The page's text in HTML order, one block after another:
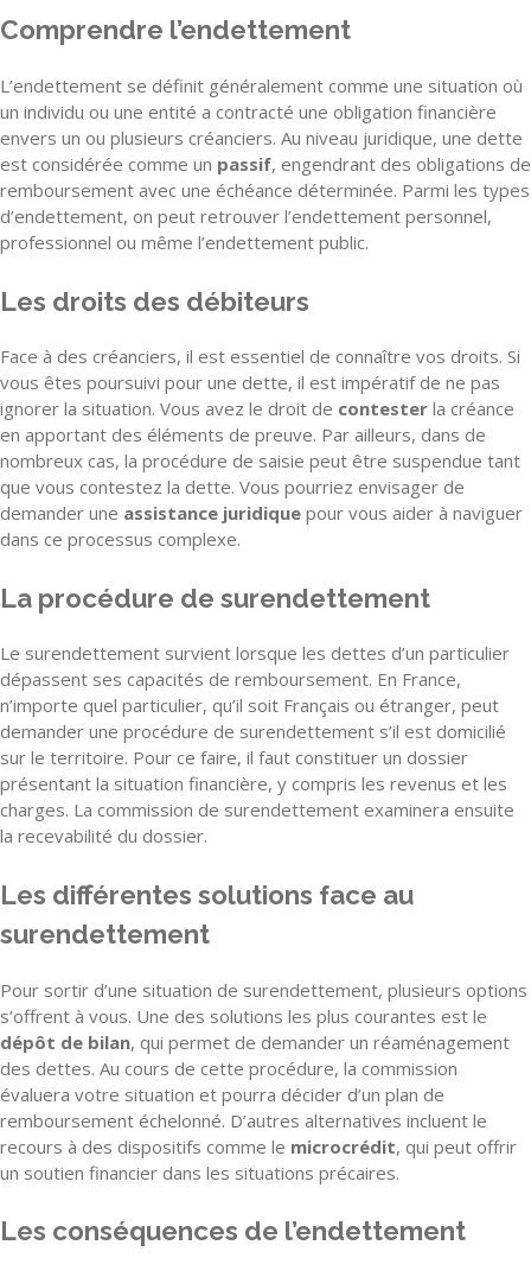
Comprendre l’endettement
L’endettement se définit généralement comme une situation où
un individu ou une entité a contracté une obligation financière
envers un ou plusieurs créanciers. Au niveau juridique, une dette
est considérée comme un passif, engendrant des obligations de
remboursement avec une échéance déterminée. Parmi les types
d’endettement, on peut retrouver l’endettement personnel,
professionnel ou même l’endettement public.
Les droits des débiteurs
Face à des créanciers, il est essentiel de connaître vos droits. Si
vous êtes poursuivi pour une dette, il est impératif de ne pas
ignorer la situation. Vous avez le droit de contester la créance
en apportant des éléments de preuve. Par ailleurs, dans de
nombreux cas, la procédure de saisie peut être suspendue tant
que vous contestez la dette. Vous pourriez envisager de
demander une assistance juridique pour vous aider à naviguer
dans ce processus complexe.
La procédure de surendettement
Le surendettement survient lorsque les dettes d’un particulier
dépassent ses capacités de remboursement. En France,
n’importe quel particulier, qu’il soit Français ou étranger, peut
demander une procédure de surendettement s’il est domicilié
sur le territoire. Pour ce faire, il faut constituer un dossier
présentant la situation financière, y compris les revenus et les
charges. La commission de surendettement examinera ensuite
la recevabilité du dossier.
Les différentes solutions face au
surendettement
Pour sortir d’une situation de surendettement, plusieurs options
s’offrent à vous. Une des solutions les plus courantes est le
dépôt de bilan, qui permet de demander un réaménagement
des dettes. Au cours de cette procédure, la commission
évaluera votre situation et pourra décider d’un plan de
remboursement échelonné. D’autres alternatives incluent le
recours à des dispositifs comme le microcrédit, qui peut offrir
un soutien financier dans les situations précaires.
Les conséquences de l’endettement